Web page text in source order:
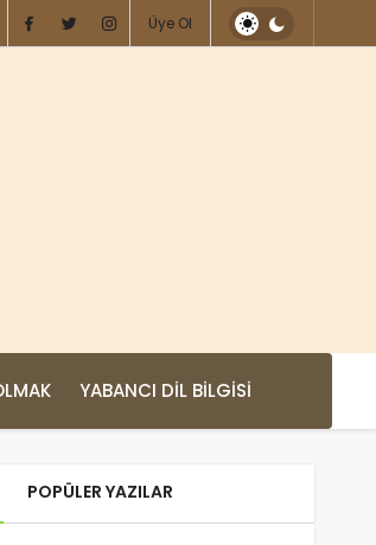
Üye Ol
YABANCI DIL BILGISI
POPÜLER YAZILAR